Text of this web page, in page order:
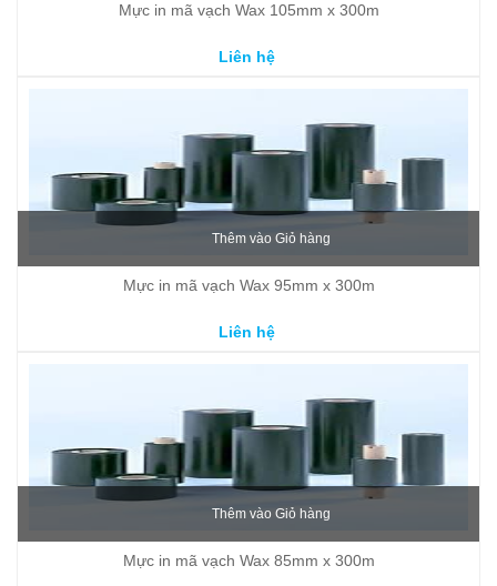
Mực in mã vạch Wax 105mm x 300m
Liên hệ
Thêm vào Giỏ hàng
Mực in mã vạch Wax 95mm x 300m
Liên hệ
Thêm vào Giỏ hàng
Mực in mã vạch Wax 85mm x 300m